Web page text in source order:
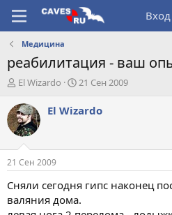
Вход
Медицина
реабилитация - ваш
А
т
о
р
т
е
м
ы
El Wizardo
Д
т
а
л
21 Сен 2009
El Wizardo
21 Сен 2009
Сняли сегодня гипс наконец
валяния дома.